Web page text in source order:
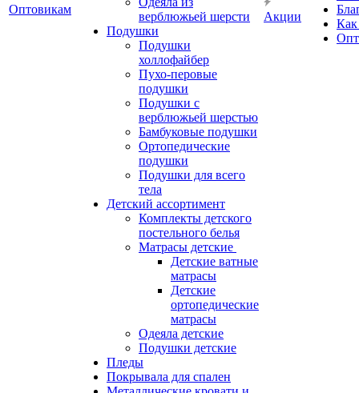
Оптовикам
верблюжьей шерсти
Подушки
Подушки
холлофайбер
Пухо-перовые
подушки
Подушки с
верблюжьей шерстью
Бамбуковые подушки
Ортопедические
подушки
Подушки для всего
тела
Детский ассортимент
Комплекты детского
постельного белья
Матрасы детские
Детские ватные
матрасы
Детские
ортопедические
матрасы
Одеяла детские
Подушки детские
Пледы
Покрывала для спален
Акции
Как